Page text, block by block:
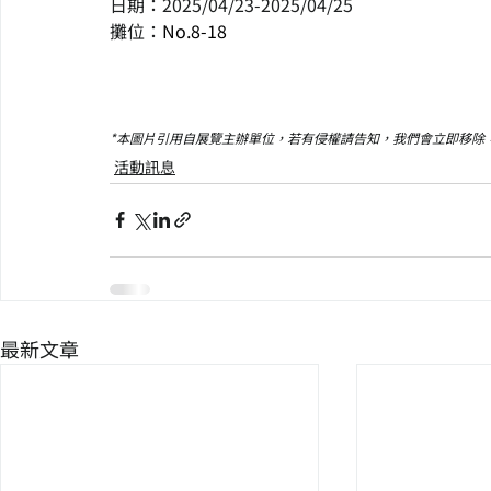
攤位： No.8-18
*本圖片引用自展覽主辦單位，若有侵權請告知，我們會立即移除
活動訊息
最新文章